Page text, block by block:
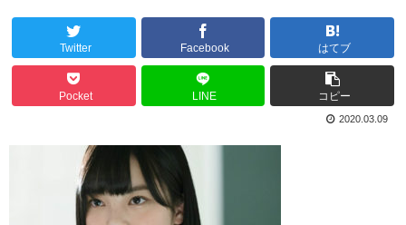
Twitter Facebook はてブ
Pocket LINE コピー
2020.03.09